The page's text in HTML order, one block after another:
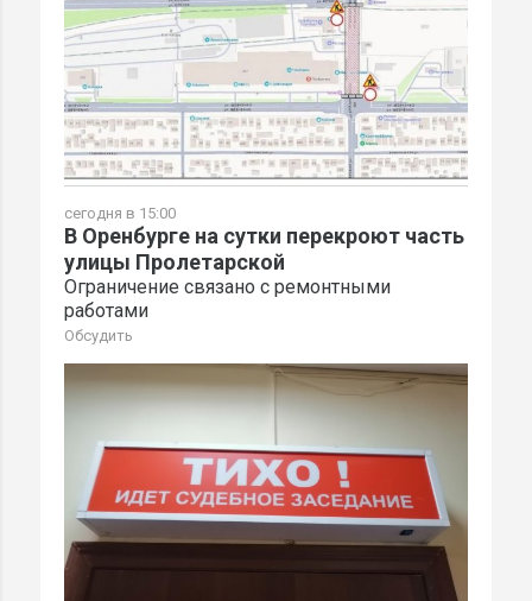
сегодня в 15:00
В Оренбурге на сутки перекроют часть
улицы Пролетарской
Ограничение связано с ремонтными
работами
Обсудить